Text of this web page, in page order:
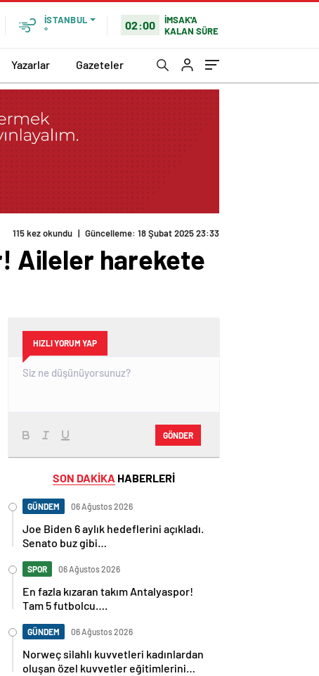
İSTANBUL
°
02:00
İMSAK'A
KALAN SÜRE
Yazarlar Gazeteler
115 kez okundu | Güncelleme: 18 Şubat 2025 23:33
Aileler harekete
HIZLI YORUM YAP
GÖNDER
SON DAKİKA HABERLERİ
GÜNDEM 06 Ağustos 2026
Joe Biden 6 aylık hedeflerini açıkladı.
Senato buz gibi…
SPOR 06 Ağustos 2026
En fazla kızaran takım Antalyaspor!
Tam 5 futbolcu….
GÜNDEM 06 Ağustos 2026
Norweç silahlı kuvvetleri kadınlardan
oluşan özel kuvvetler eğitimlerini